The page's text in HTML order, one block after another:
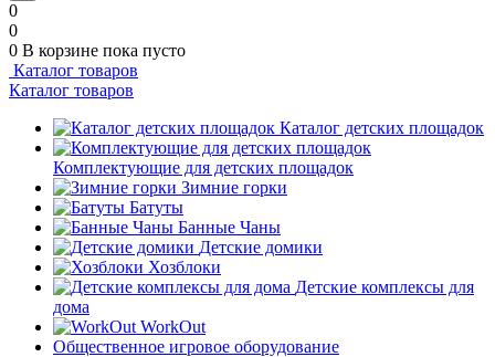
0
0
0 В корзине пока пусто
Каталог товаров
Каталог товаров
Каталог детских площадок
Комплектующие для детских площадок
Зимние горки
Батуты
Банные Чаны
Детские домики
Хозблоки
Детские комплексы для
дома
WorkOut
Общественное игровое оборудование